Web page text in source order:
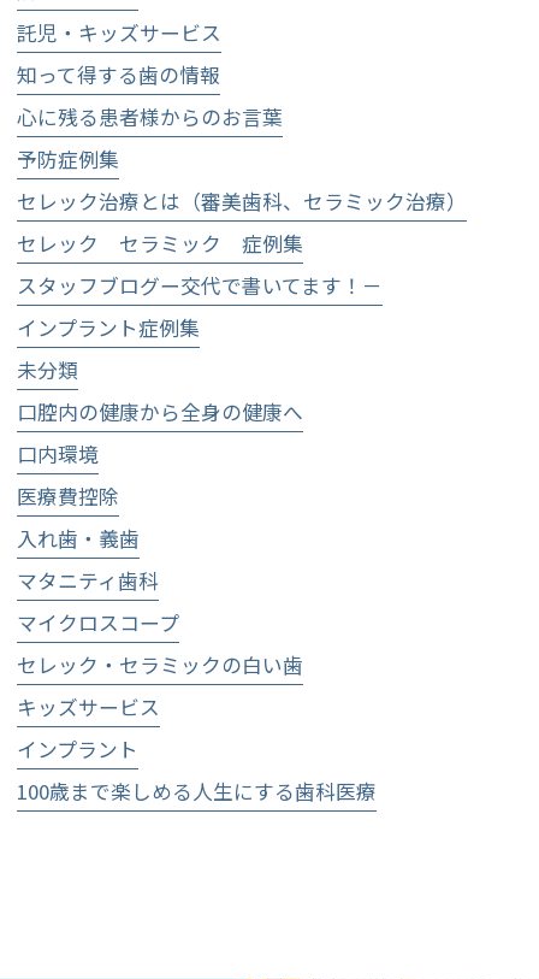
託児・キッズサービス
知って得する歯の情報
心に残る患者様からのお言葉
予防症例集
セレック治療とは（審美歯科、セラミック治療）
セレック セラミック 症例集
スタッフブログー交代で書いてます！－
インプラント症例集
未分類
口腔内の健康から全身の健康へ
口内環境
医療費控除
入れ歯・義歯
マタニティ歯科
マイクロスコープ
セレック・セラミックの白い歯
キッズサービス
インプラント
100歳まで楽しめる人生にする歯科医療